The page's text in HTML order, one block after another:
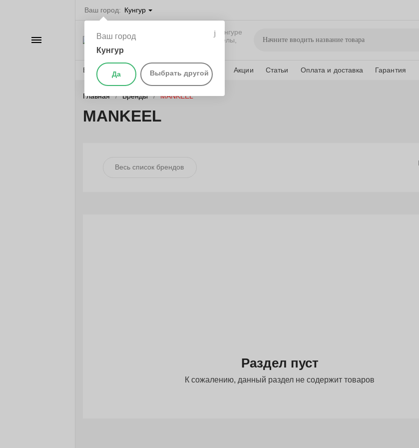
Ваш город: Кунгур
Ваш город
Кунгур
Да Выбрать другой
Велосипеды в Кунгуре
самокаты, беговелы,
Веломагазины Бренды О компании Акции Статьи Оплата и доставка Гарантия
Каталог
Главная Бренды MANKEEL
MANKEEL
Весь список брендов
Раздел пуст
К сожалению, данный раздел не содержит товаров